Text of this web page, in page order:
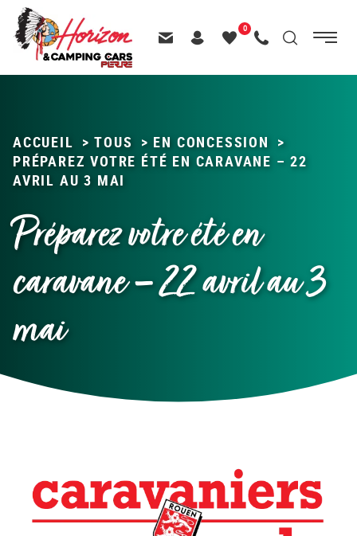
Passer
contenu
Menu
principal
Menu
Recherche
0
ACCUEIL > TOUS > EN CONCESSION >
PRÉPAREZ VOTRE ÉTÉ EN CARAVANE – 22
AVRIL AU 3 MAI
Préparez votre été en
caravane – 22 avril au 3
mai